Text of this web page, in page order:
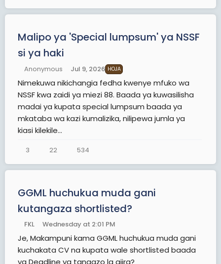
Malipo ya 'Special lumpsum' ya NSSF
si ya haki
Anonymous Jul 9, 2026 HOJA
Nimekuwa nikichangia fedha kwenye mfuko wa
NSSF kwa zaidi ya miezi 88. Baada ya kuwasilisha
madai ya kupata special lumpsum baada ya
mkataba wa kazi kumalizika, nilipewa jumla ya
kiasi kilekile...
3 22 534
GGML huchukua muda gani
kutangaza shortlisted?
FKL Wednesday at 2:01 PM
Je, Makampuni kama GGML huchukua muda gani
kuchakata CV na kupata wale shortlisted baada